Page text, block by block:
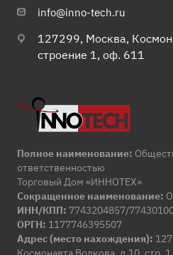
info@inno-tech.ru
127299, Москва,
строение 1, оф. 611
Полное наименование:
ответственностью
Торговый Дом «ИННОТЕХ»
Сокращенное наименование:
ИНН/КПП: 7743204857/
ОРГН: 1177746395507
Адрес (место нахождения):